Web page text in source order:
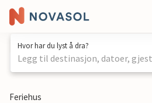
Hvor har du lyst å dra?
Legg til destinasjon, datoer,
1 / 15
Feriehus